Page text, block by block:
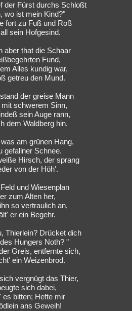
der Fürst durchs Schloßt
wo ist mein Kind?"
fort zu Fuß und Roß
sein Hofgesind.
aber that die Schaar
Fund,
Alles kundig war,
getreu den Mund.
der greise Mann
schwerem Sinn,
sein Auge rann,
dem Waldberg hin.
am grünen Hang,
gefallner Schnee.
Hirsch, der sprang
von der Höh'.
und Wiesenplan
zum Alten her,
so vertraulich an,
er ein Begehr.
Thierlein? Drücket dich
Hungers Noth? "
Greis, entfernte sich,
ein Weizenbrod.
vergnügt das Thier,
sich dabei,
es bitten; Hefte mir
ans Geweih!